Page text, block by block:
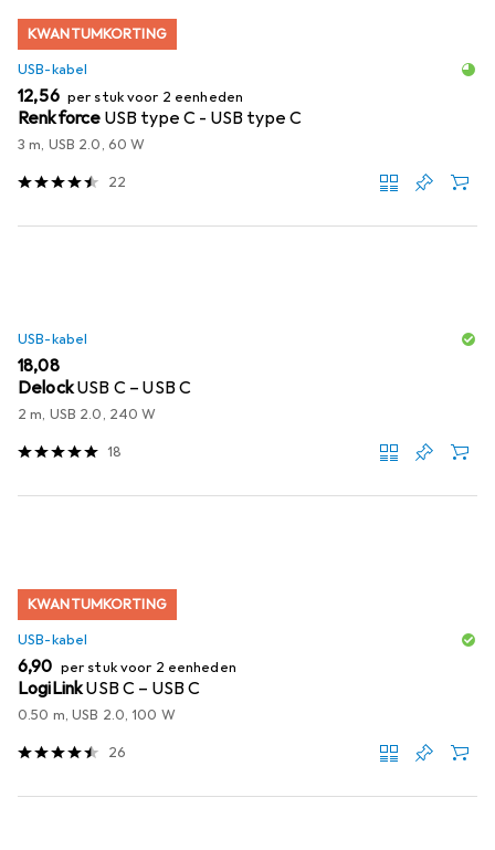
KWANTUMKORTING
USB-kabel
EUR
12,56 per stuk voor 2 eenheden
Renkforce USB type C - USB type C
3 m, USB 2.0, 60 W
22
USB-kabel
EUR
18,08
DelockUSB C – USB C
2 m, USB 2.0, 240 W
18
KWANTUMKORTING
USB-kabel
EUR
6,90 per stuk voor 2 eenheden
LogiLinkUSB C – USB C
0.50 m, USB 2.0, 100 W
26